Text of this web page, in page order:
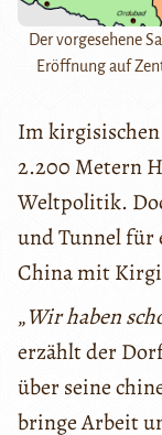
Der vorgesehene
Eröffnung auf
Im
2.200 Metern
Weltpolitik.
und Tunnel für
China mit
„Wir haben
erzählt der
über seine
bringe Arbeit